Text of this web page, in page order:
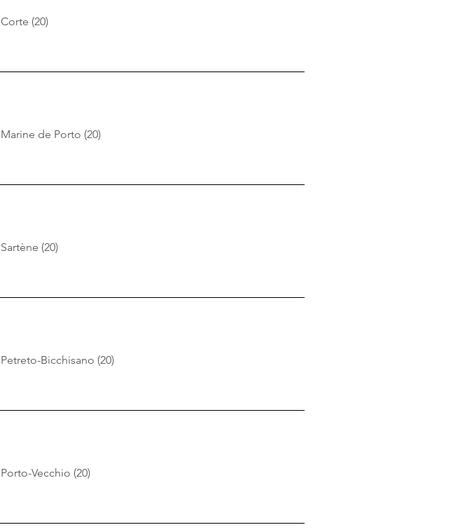
Corte (20)
Marine de Porto (20)
Sartène (20)
Petreto-Bicchisano (20)
Porto-Vecchio (20)